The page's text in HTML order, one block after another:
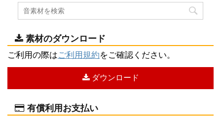
素材のダウンロード
ご利用の際はご利用規約をご確認ください。
ダウンロード
有償利用お支払い